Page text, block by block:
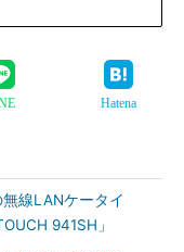
Hatena
線LANケータイ
941SH」